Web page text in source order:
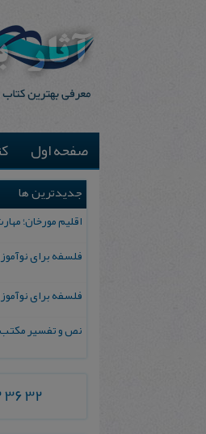
صفحه اول
جدیدترین ها
اقلیم مورخان؛
فلسفه برای نوآموزان_ کتاب دوم:
فلسفه برای نوآموزان_ کتاب
نص و تفسیر مکتب فقهی
36 32